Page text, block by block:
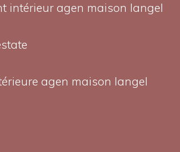
intérieur agen maison langel
agen maison langel